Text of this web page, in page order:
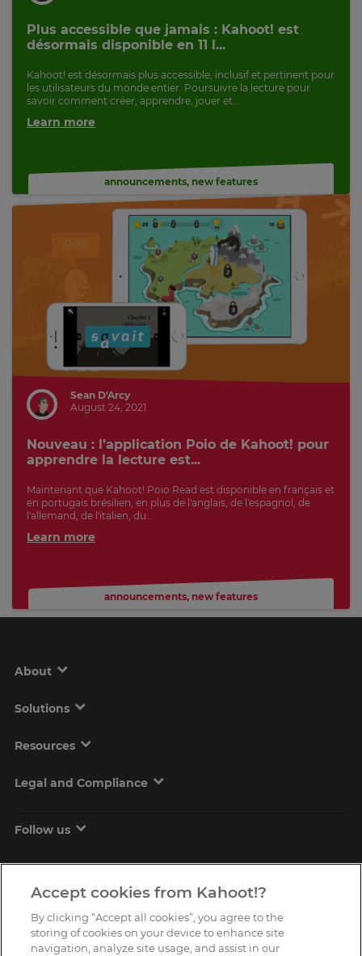
Plus accessible que jamais : Kahoot! est
désormais disponible en 11 l...
Kahoot! est désormais plus accessible, inclusif et pertinent pour
les utilisateurs du monde entier. Poursuivre la lecture pour
savoir comment créer, apprendre, jouer et...
Learn more
announcements, new features
Sean D'Arcy
August 24, 2021
Nouveau : l’application Poio de Kahoot! pour
apprendre la lecture est...
Maintenant que Kahoot! Poio Read est disponible en français et
en portugais brésilien, en plus de l'anglais, de l'espagnol, de
l'allemand, de l'italien, du...
Learn more
announcements, new features
About
Solutions
Resources
Legal and Compliance
Follow us
Accept cookies from Kahoot!?
By clicking “Accept all cookies”, you agree to the
storing of cookies on your device to enhance site
navigation, analyze site usage, and assist in our